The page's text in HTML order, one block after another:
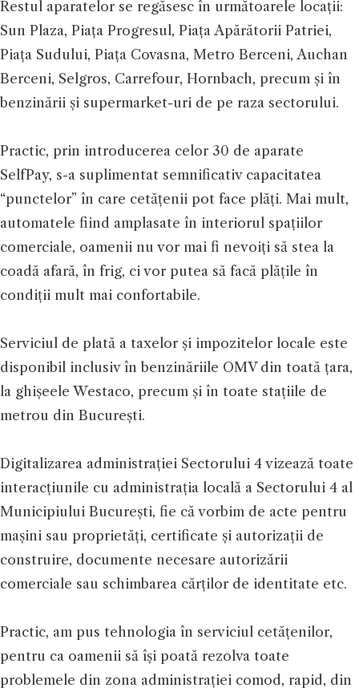
Restul aparatelor se regăsesc în următoarele locații:
Sun Plaza, Piața Progresul, Piața Apărătorii Patriei,
Piața Sudului, Piața Covasna, Metro Berceni, Auchan
Berceni, Selgros, Carrefour, Hornbach, precum și în
benzinării și supermarket-uri de pe raza sectorului.
Practic, prin introducerea celor 30 de aparate
SelfPay, s-a suplimentat semnificativ capacitatea
“punctelor” în care cetățenii pot face plăți. Mai mult,
automatele fiind amplasate în interiorul spațiilor
comerciale, oamenii nu vor mai fi nevoiți să stea la
coadă afară, în frig, ci vor putea să facă plățile în
condiții mult mai confortabile.
Serviciul de plată a taxelor și impozitelor locale este
disponibil inclusiv în benzinăriile OMV din toată țara,
la ghișeele Westaco, precum și în toate stațiile de
metrou din București.
Digitalizarea administrației Sectorului 4 vizează toate
interacțiunile cu administrația locală a Sectorului 4 al
Municipiului București, fie că vorbim de acte pentru
mașini sau proprietăți, certificate și autorizații de
construire, documente necesare autorizării
comerciale sau schimbarea cărților de identitate etc.
Practic, am pus tehnologia în serviciul cetățenilor,
pentru ca oamenii să își poată rezolva toate
problemele din zona administrației comod, rapid, din